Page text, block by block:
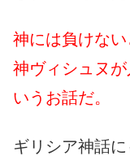
神には負けな
神ヴィシュヌ
いうお話だ。
ギリシア神話